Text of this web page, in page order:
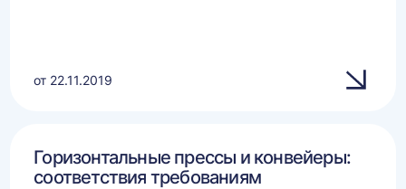
от 22.11.2019
Горизонтальные прессы и конвейеры:
соответствия требованиям